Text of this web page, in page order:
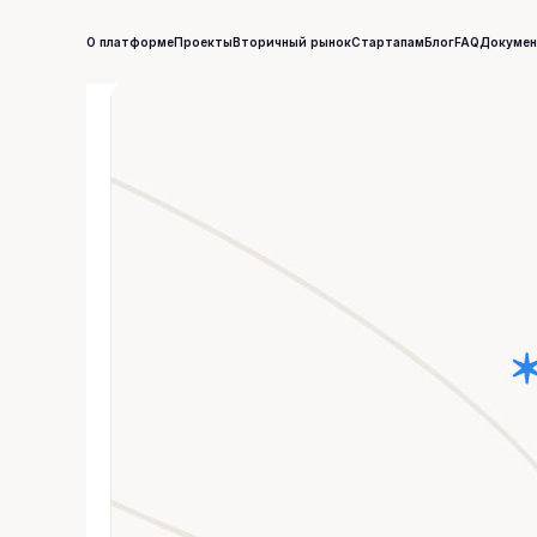
О платформеПроектыВторичный рынокСтартапамБлогFAQ